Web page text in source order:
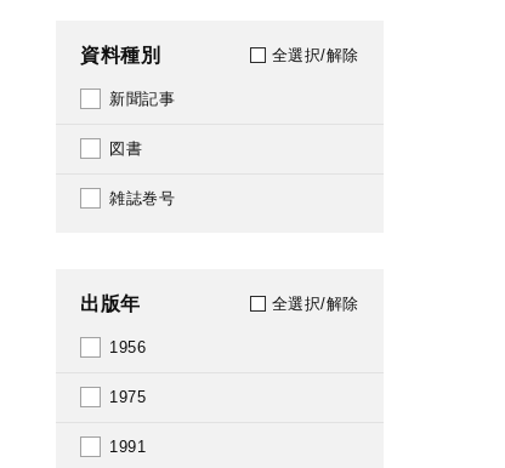
資料種別 全選択/解除
新聞記事
図書
雑誌巻号
出版年 全選択/解除
1956
1975
1991